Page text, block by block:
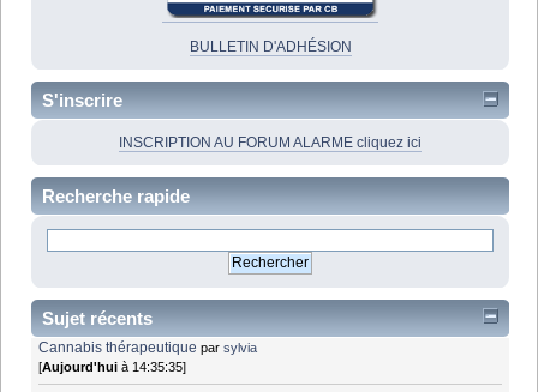
BULLETIN D'ADHÉSION
S'inscrire
INSCRIPTION AU FORUM ALARME cliquez ici
Recherche rapide
Sujet récents
Cannabis thérapeutique parsylvia
[Aujourd'hui à 14:35:35]